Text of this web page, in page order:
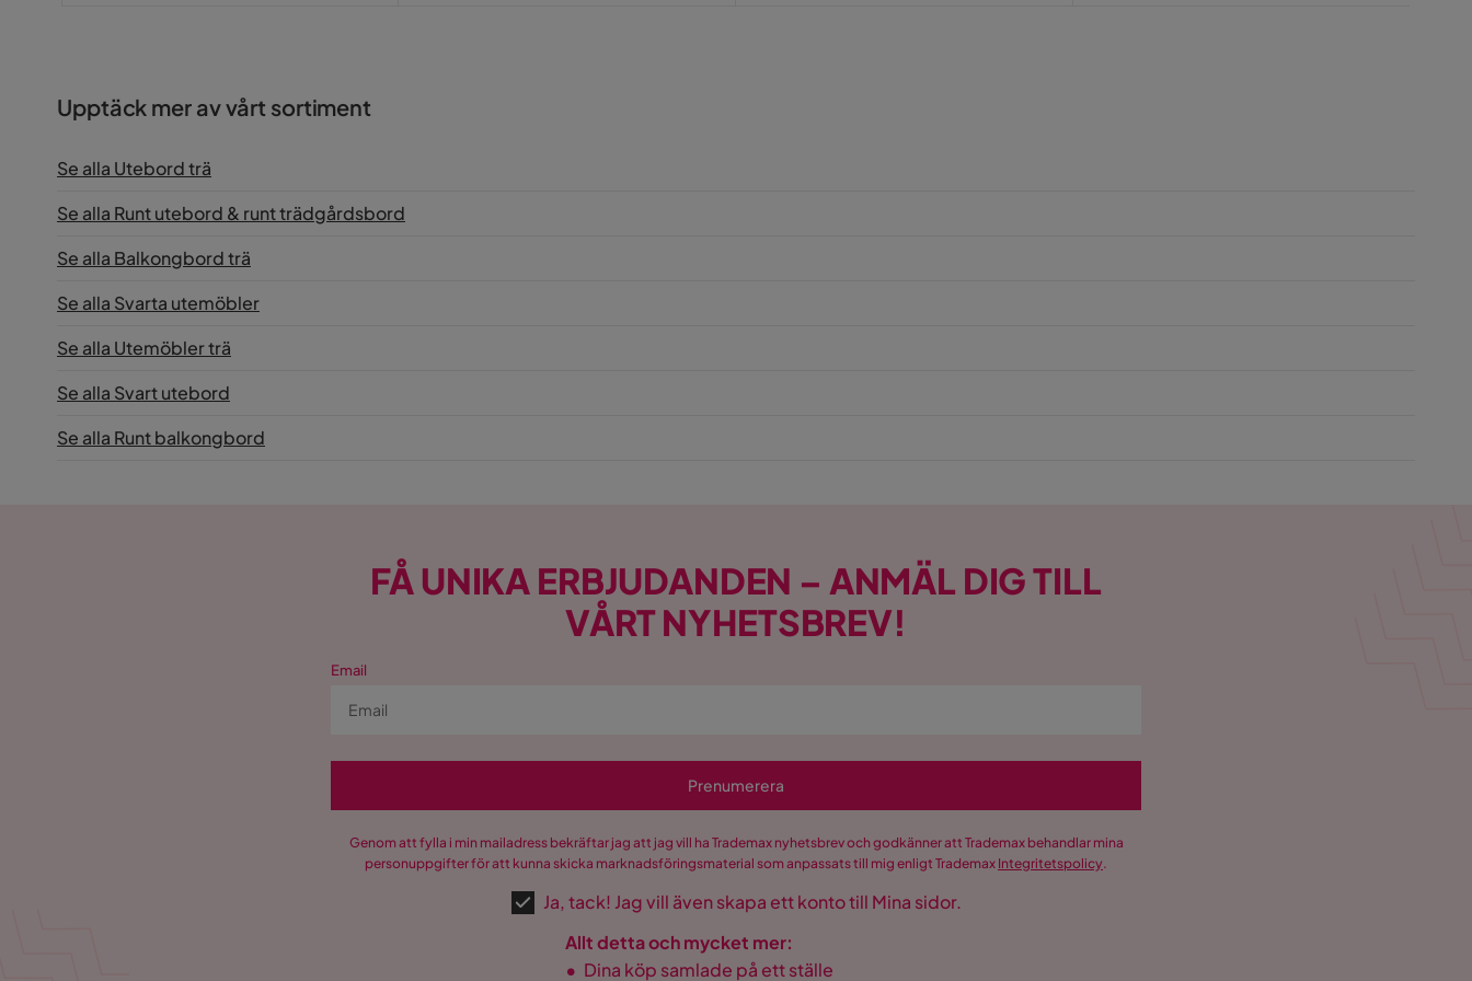
Upptäck mer av vårt sortiment
Se alla Utebord trä
Se alla Runt utebord & runt trädgårdsbord
Se alla Balkongbord trä
Se alla Svarta utemöbler
Se alla Utemöbler trä
Se alla Svart utebord
Se alla Runt balkongbord
FÅ UNIKA ERBJUDANDEN – ANMÄL DIG TILL
VÅRT NYHETSBREV!
Email
Prenumerera
Genom att fylla i min mailadress bekräftar jag att jag vill ha Trademax nyhetsbrev och godkänner att Trademax behandlar mina
personuppgifter för att kunna skicka marknadsföringsmaterial som anpassats till mig enligt Trademax Integritetspolicy.
Ja, tack! Jag vill även skapa ett konto till Mina sidor.
Allt detta och mycket mer:
• Dina köp samlade på ett ställe